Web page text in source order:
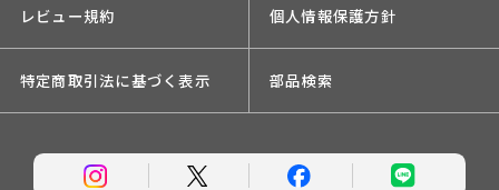
レビュー規約 個人情報保護方針
特定商取引法に基づく表示 部品検索